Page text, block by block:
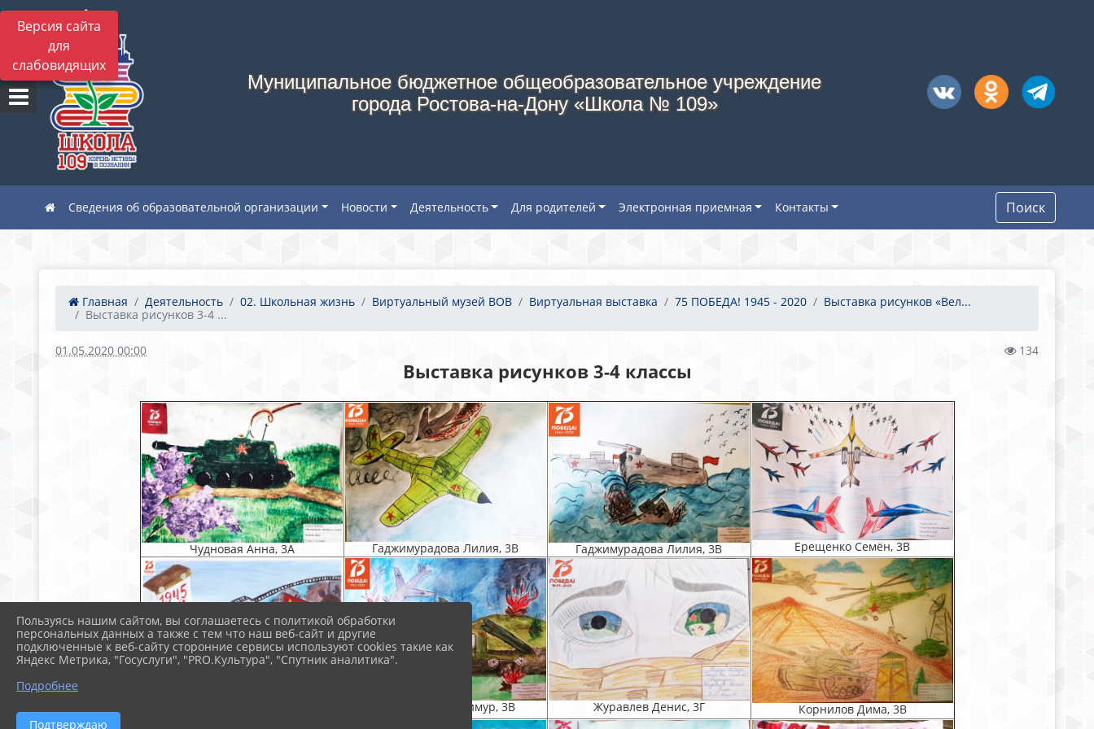
Версия сайта
для
слабовидящих
Муниципальное бюджетное общеобразовательное учреждение
города Ростова-на-Дону «Школа № 109»
Сведения об образовательной организации Новости Деятельность Для родителей Электронная приемная Контакты Поиск
Главная Деятельность 02. Школьная жизнь Виртуальный музей ВОВ Виртуальная выставка 75 ПОБЕДА! 1945 - 2020
Выставка рисунков «Вел...
Выставка рисунков 3-4 ...
01.05.2020 00:00 134
Выставка рисунков 3-4 классы
Чудновая Анна, 3А Гаджимурадова Лилия, 3В Гаджимурадова Лилия, 3В Ерещенко Семён, 3В
Гаджимурадов Тимур, 3В Журавлев Денис, 3Г Корнилов Дима, 3В
Пользуясь нашим сайтом, вы соглашаетесь с политикой обработки
персональных данных а также с тем что наш веб-сайт и другие
подключенные к веб-сайту сторонние сервисы используют cookies такие как
Яндекс Метрика, "Госуслуги", "PRO.Культура", "Спутник аналитика".
Подробнее
Подтверждаю